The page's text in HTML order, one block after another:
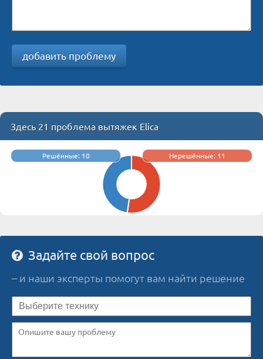
добавить проблему
Здесь 21 проблема вытяжек Elica
Решённые: 10 Нерешённые: 11
Задайте свой вопрос
– и наши эксперты помогут вам найти решение